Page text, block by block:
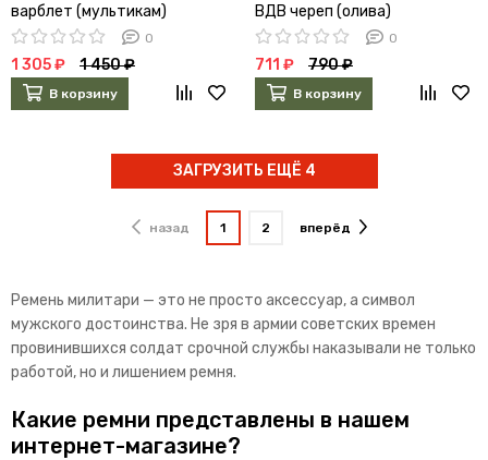
варблет (мультикам)
0
1 305 ₽ 1 450 ₽
В корзину
ВДВ череп (олива)
0
711 ₽ 790 ₽
В корзину
ЗАГРУЗИТЬ ЕЩЁ 4
назад 1 2 вперёд
Ремень милитари — это не просто аксессуар, а символ
мужского достоинства. Не зря в армии советских времен
провинившихся солдат срочной службы наказывали не только
работой, но и лишением ремня.
Какие ремни представлены в нашем
интернет-магазине?